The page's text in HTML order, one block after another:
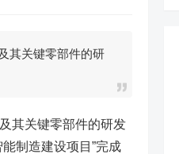
其关键零部件的研
其关键零部件的研发
制造建设项目”完成